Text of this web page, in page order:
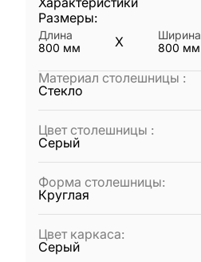
Размеры:
Длина
800 мм X
Ширина
800 мм
Материал столешницы :
Стекло
Цвет столешницы :
Серый
Форма столешницы:
Круглая
Цвет каркаса:
Серый